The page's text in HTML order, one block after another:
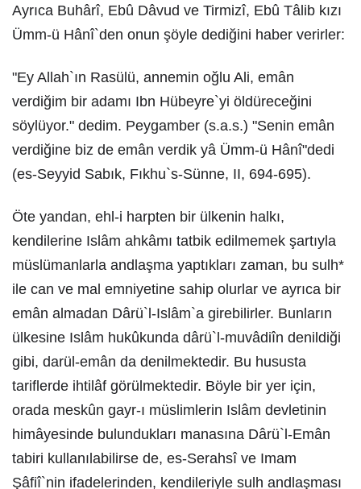
Ayrıca Buhârî, Ebû Dâvud ve Tirmizî, Ebû Tâlib kızı
Ümm-ü Hânî`den onun şöyle dediğini haber verirler:
"Ey Allah`ın Rasülü, annemin oğlu Ali, emân
verdiğim bir adamı Ibn Hübeyre`yi öldüreceğini
söylüyor." dedim. Peygamber (s.a.s.) "Senin emân
verdiğine biz de emân verdik yâ Ümm-ü Hânî"dedi
(es-Seyyid Sabık, Fıkhu`s-Sünne, II, 694-695).
Öte yandan, ehl-i harpten bir ülkenin halkı,
kendilerine Islâm ahkâmı tatbik edilmemek şartıyla
müslümanlarla andlaşma yaptıkları zaman, bu sulh*
ile can ve mal emniyetine sahip olurlar ve ayrıca bir
emân almadan Dârü`l-Islâm`a girebilirler. Bunların
ülkesine Islâm hukûkunda dârü`l-muvâdiîn denildiği
gibi, darül-emân da denilmektedir. Bu hususta
tariflerde ihtilâf görülmektedir. Böyle bir yer için,
orada meskûn gayr-ı müslimlerin Islâm devletinin
himâyesinde bulundukları manasına Dârü`l-Emân
tabiri kullanılabilirse de, es-Serahsî ve Imam
Şâfiî`nin ifadelerinden, kendileriyle sulh andlaşması